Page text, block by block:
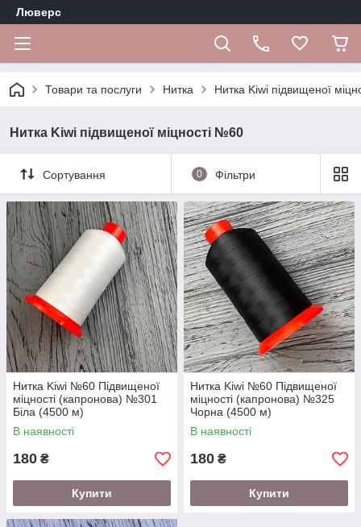
Люверс
Товари та послуги Нитка Нитка Kiwi підвищеної
Нитка Kiwi підвищеної міцності №60
Сортування 0 Фільтри
Нитка Kiwi №60 Підвищеної
міцності (капронова) №301
Біла (4500 м)
В наявності
180 ₴
Купити
Нитка Kiwi №60 Підвищеної
міцності (капронова) №325
Чорна (4500 м)
В наявності
180 ₴
Купити